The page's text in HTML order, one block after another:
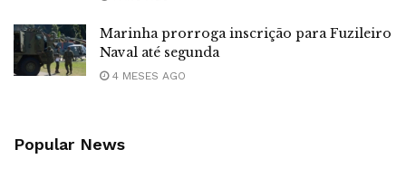
Marinha prorroga inscrição para Fuzileiro
Naval até segunda
4 MESES AGO
Popular News